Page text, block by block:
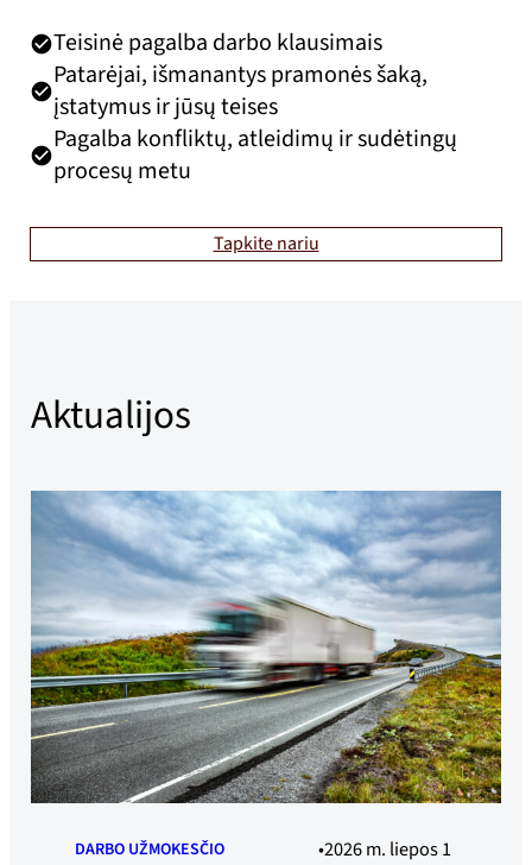
Teisinė pagalba darbo klausimais
Patarėjai, išmanantys pramonės šaką,
įstatymus ir jūsų teises
Pagalba konfliktų, atleidimų ir sudėtingų
procesų metu
Tapkite nariu
Aktualijos
DARBO UŽMOKESČIO
2026 m. liepos 1